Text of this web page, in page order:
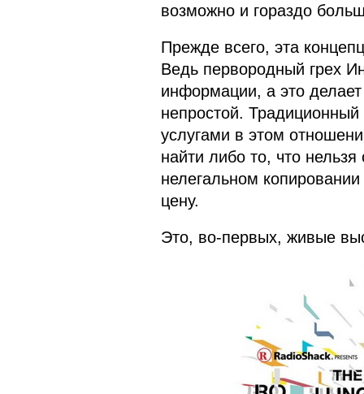
возможно и гораздо
Прежде всего, эта
Ведь первородный грех
информации, а это
непростой.
услугами в этом
найти либо то, что
нелегальном
цену.
Это, во-первых, живые